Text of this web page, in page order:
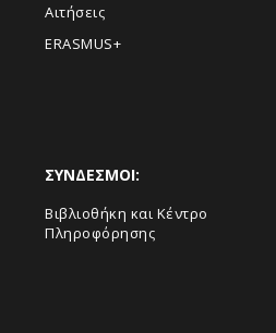
Αιτήσεις
ERASMUS+
ΣΥΝΔΕΣΜΟΙ:
Βιβλιοθήκη και Κέντρο
Πληροφόρησης